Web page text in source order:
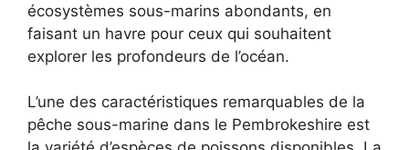
écosystèmes sous-marins abondants, en
faisant un havre pour ceux qui souhaitent
explorer les profondeurs de l’océan.
L’une des caractéristiques remarquables de la
pêche sous-marine dans le Pembrokeshire est